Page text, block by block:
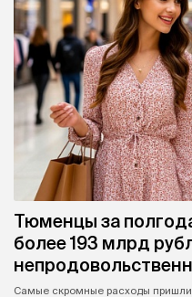
Тюменцы за
более 193 млрд
Самые скромные расходы